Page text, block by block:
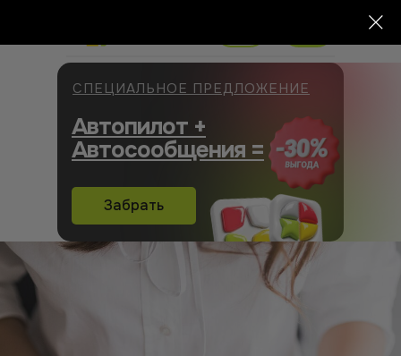
Автопилот +
Автосообщения =
СПЕЦИАЛЬНОЕ ПРЕДЛОЖЕНИЕ
Забрать